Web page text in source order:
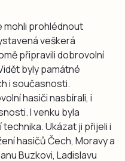
mohli prohlédnout
veškerá
připravili dobrovolní
byly památné
i současnosti.
hasiči nasbírali, i
I venku byla
Ukázat ji přijeli i
hasičů Čech, Moravy a
Buzkovi, Ladislavu